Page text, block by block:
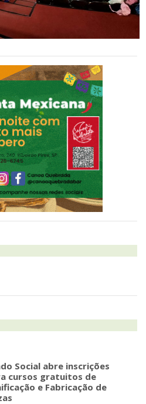
Social abre inscrições
cursos gratuitos de
e Fabricação de